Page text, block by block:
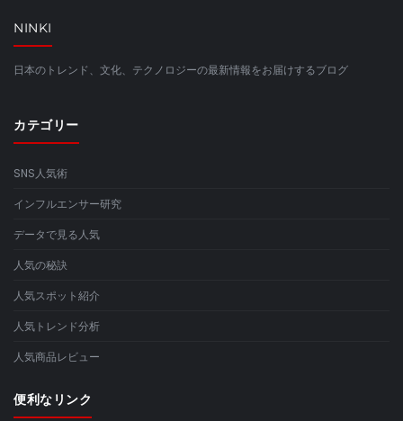
NINKI
日本のトレンド、文化、テクノロジーの最新情報をお届けするブログ
カテゴリー
SNS人気術
インフルエンサー研究
データで見る人気
人気の秘訣
人気スポット紹介
人気トレンド分析
人気商品レビュー
便利なリンク